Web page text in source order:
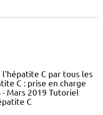
C par tous les
C : prise en charge
Mars 2019 Tutoriel
C